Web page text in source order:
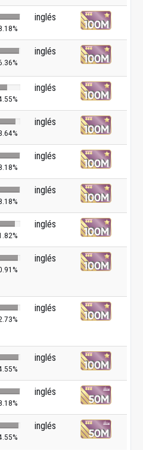
inglés
inglés
inglés
inglés
inglés
inglés
inglés
inglés
inglés
inglés
inglés
inglés